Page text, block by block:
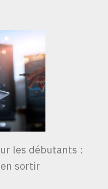
les débutants :
sortir